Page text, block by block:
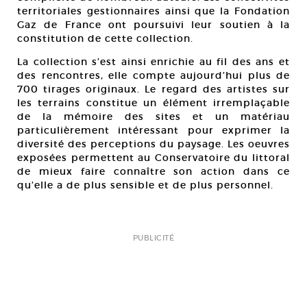
territoriales gestionnaires ainsi que la Fondation
Gaz de France ont poursuivi leur soutien à la
constitution de cette collection.
La collection s’est ainsi enrichie au fil des ans et
des rencontres, elle compte aujourd’hui plus de
700 tirages originaux. Le regard des artistes sur
les terrains constitue un élément irremplaçable
de la mémoire des sites et un matériau
particulièrement intéressant pour exprimer la
diversité des perceptions du paysage. Les oeuvres
exposées permettent au Conservatoire du littoral
de mieux faire connaître son action dans ce
qu’elle a de plus sensible et de plus personnel.
PUBLICITÉ